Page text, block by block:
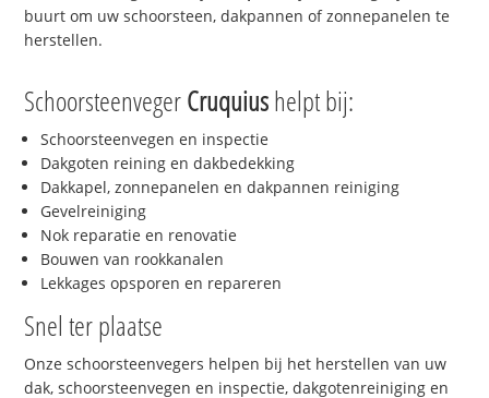
buurt om uw schoorsteen, dakpannen of zonnepanelen te
herstellen.
SchoorsteenvegerCruquiushelpt bij:
Schoorsteenvegen en inspectie
Dakgoten reining en dakbedekking
Dakkapel, zonnepanelen en dakpannen reiniging
Gevelreiniging
Nok reparatie en renovatie
Bouwen van rookkanalen
Lekkages opsporen en repareren
Snel ter plaatse
Onze schoorsteenvegers helpen bij het herstellen van uw
dak, schoorsteenvegen en inspectie, dakgotenreiniging en